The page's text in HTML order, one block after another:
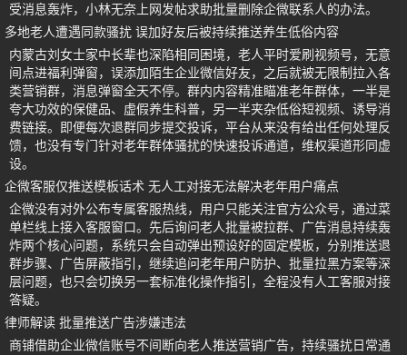
受消息轰炸，小林无奈上网发帖求助批量删除企微联系人的办法。
多地老人遭遇同款骚扰 误加好友后被持续推送养生低俗内容
内蒙古刘女士家中长辈也深陷相同困境，老人平时爱刷视频号，无意
间点进福利弹窗，误添加陌生企业微信好友，之后就被无限制拉入各
类营销群，消息弹窗全天不停。群内内容精准瞄准老年群体，一半是
夸大功效的保健品、虚假养生科普，另一半夹杂低俗短视频、诱导消
费链接。即便每次退群同步提交投诉，平台从来没有给出任何处理反
馈，也没有专门针对老年群体骚扰的快速投诉通道，维权渠道形同虚
设。
企微客服仅推送模板话术 无人工对接无法解决老年用户痛点
企微没有对外公布专属客服热线，用户只能关注官方公众号，通过菜
单栏线上接入客服窗口。先后询问老人批量被拉群、广告消息持续轰
炸两个核心问题，系统只会自动弹出预设好的固定模板，分别推送退
群步骤、广告屏蔽指引，继续追问老年用户防护、批量拉黑方案等深
层问题，也只会切换另一套标准化操作指引，全程没有人工客服对接
答疑。
律师解读 批量推送广告涉嫌违法
商铺借助企业微信账号不间断向老人推送营销广告，持续骚扰日常通